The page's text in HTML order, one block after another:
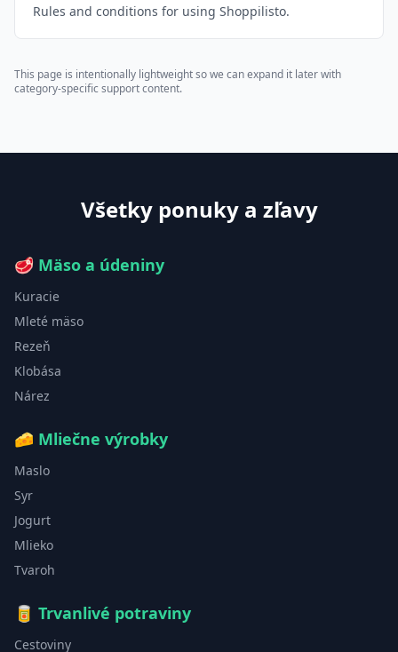
Rules and conditions for using Shoppilisto.
This page is intentionally lightweight so we can expand it later with
category-specific support content.
Všetky ponuky a zľavy
🥩 Mäso a údeniny
Kuracie
Mleté mäso
Rezeň
Klobása
Nárez
🧀 Mliečne výrobky
Maslo
Syr
Jogurt
Mlieko
Tvaroh
🥫 Trvanlivé potraviny
Cestoviny